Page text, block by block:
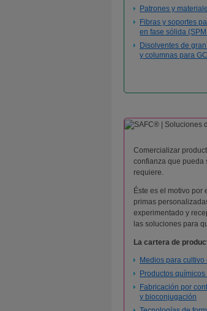
Patrones y
Fibras y soportes
en fase sólida
Disolventes de
y columnas para
Comercializar
confianza que pueda
requiere.
Éste es el motivo
primas
experimentado y
las soluciones para
La cartera de
Medios para cultivo
Productos
Fabricación por
y bioconjugación